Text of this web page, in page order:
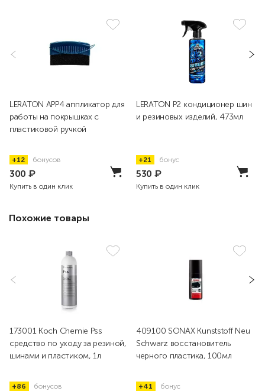
LERATON APP4 аппликатор для
работы на покрышках с
пластиковой ручкой
+12 бонусов
300 ₽
Купить в один клик
LERATON P2 кондиционер шин
и резиновых изделий, 473мл
+21 бонус
530 ₽
Купить в один клик
Похожие товары
173001 Koch Chemie Pss
средство по уходу за резиной,
шинами и пластиком, 1л
+86 бонусов
409100 SONAX Kunststoff Neu
Schwarz восстановитель
черного пластика, 100мл
+41 бонус